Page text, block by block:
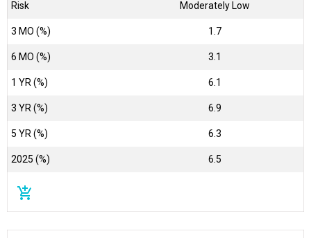
Risk Moderately Low
3 MO (%) 1.7
6 MO (%) 3.1
1 YR (%) 6.1
3 YR (%) 6.9
5 YR (%) 6.3
2025 (%) 6.5
add_shopping_cart